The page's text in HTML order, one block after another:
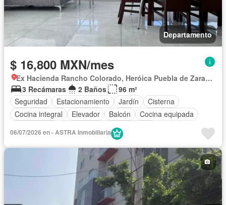
Departamento
$ 16,800 MXN/mes
Ex Hacienda Rancho Colorado, Heróica Puebla de Zaragoza
3 Recámaras
2 Baños
96 m²
Seguridad
Estacionamiento Jardín
Cisterna
Cocina integral
Elevador Balcón
Cocina equipada
Completamente amueblado
06/07/2026 en - ASTRA Inmobiliaria